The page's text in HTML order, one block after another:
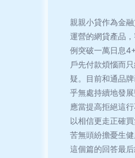
親親小貸作為金
運營的網貸產品
例突破一萬日息
戶先付款煩惱而
疑。目前和通品
乎無處持續地發
應當提高拒絕這
以相信更走正確
苦無頭紛擔憂生
這個篇的回答最